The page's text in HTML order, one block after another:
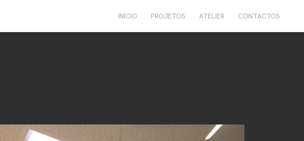
INÍCIO PROJETOS ATELIER CONTACTOS